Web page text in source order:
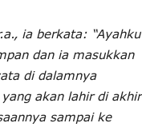
ia berkata: “Ayahku
dan ia masukkan
di dalamnya
akan lahir di akhir
sampai ke